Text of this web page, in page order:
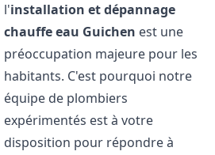
l'installation et dépannage
chauffe eau Guichen est une
préoccupation majeure pour les
habitants. C'est pourquoi notre
équipe de plombiers
expérimentés est à votre
disposition pour répondre à